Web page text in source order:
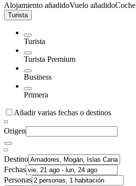
Alojamiento añadidoVuelo añadidoCoche
Turista
Turista
Turista Premium
Business
Primera
Añadir varias fechas o destinos
Origen
Destino
Fechas
Personas